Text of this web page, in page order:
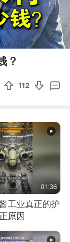
03:46
？
112
01:36
工业真正的护
原因